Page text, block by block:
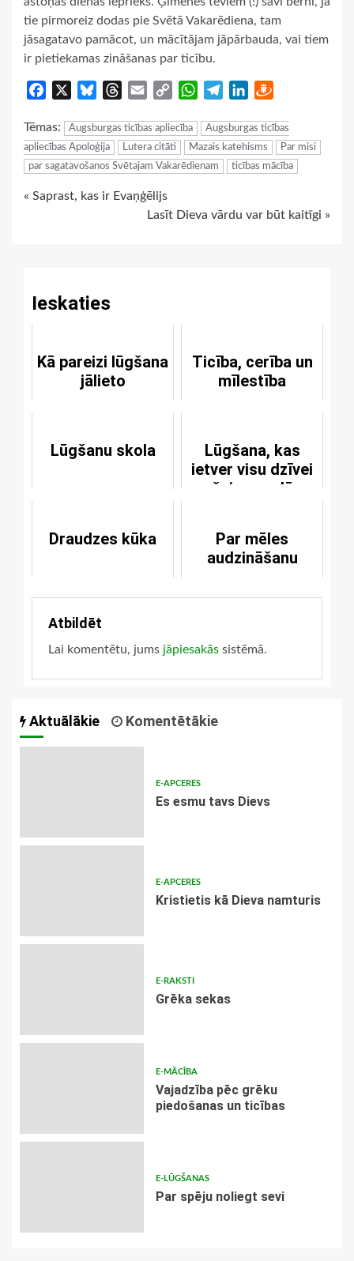
tie pirmoreiz dodas pie Svētā Vakarēdiena, tam
jāsagatavo pamācot, un mācītājam jāpārbauda, vai tiem
ir pietiekamas zināšanas par ticību.
Facebook BlueskyThreads
Email
Copy
WhatsApp
TelegramLinkedIn
Tēmas: Augsburgas ticības apliecība
Augsburgas ticības
apliecības Apoloģija
Lutera citāti Mazais katehisms
Par misi
par sagatavošanos Svētajam Vakarēdienam
ticības mācība
Continue
« Saprast, kas ir Evaņģēlijs
Lasīt Dieva vārdu var būt kaitīgi »
Ieskaties
Kā pareizi lūgšana
jālieto
Ticība, cerība un
mīlestība
Lūgšanu skola
Lūgšana, kas
ietver visu dzīvei
šai pasaulē
Draudzes kūka
Par mēles
audzināšanu
Atbildēt
Lai komentētu, jums jāpiesakās sistēmā.
Aktuālākie Komentētākie
E-APCERES
Es esmu tavs Dievs
E-APCERES
Kristietis kā Dieva namturis
E-RAKSTI
Grēka sekas
E-MĀCĪBA
Vajadzība pēc grēku
piedošanas un ticības
E-LŪGŠANAS
Par spēju noliegt sevi